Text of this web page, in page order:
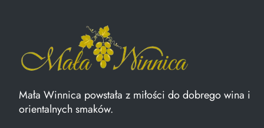
Mała Winnica powstała z miłości do dobrego wina i
orientalnych smaków.